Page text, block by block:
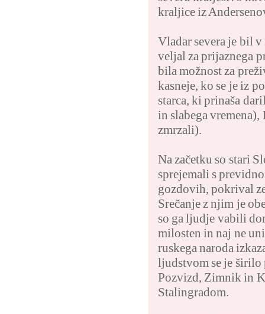
kraljice iz
Vladar severa je bil
veljal za prijaznega
bila možnost za
kasneje, ko se je iz
starca, ki prinaša
in slabega
zmrzali).
Na začetku so stari
sprejemali s
gozdovih, pokrival
Srečanje z njim je
so ga ljudje vabili
milosten in naj ne
ruskega naroda
ljudstvom se je širilo
Pozvizd, Zimnik in
Stalingradom.